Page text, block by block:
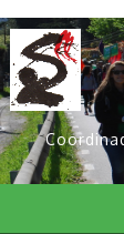
Vés
al
contingut
User